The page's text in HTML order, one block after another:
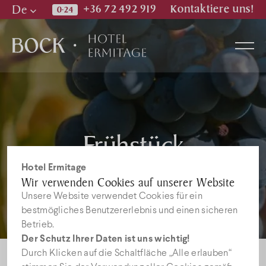
Hotel Ermitage
Wir verwenden Cookies auf unserer Website
Unsere Website verwendet Cookies für ein
bestmögliches Benutzererlebnis und einen sicheren
Betrieb.
Der Schutz Ihrer Daten ist uns wichtig!
Durch Klicken auf die Schaltfläche „Alle erlauben“
En
De +36 72 492 919 Kontaktiere uns!
Frühstück
Zimmer
Restaurant
Bilder